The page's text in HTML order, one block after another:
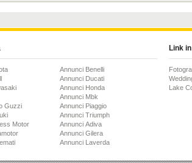
Annunci Benelli
Annunci Ducati
Annunci Honda
Annunci Mbk
Guzzi
Annunci Piaggio
Annunci Triumph
Motor
Annunci Adiva
Annunci Gilera
Annunci Laverda
Annunci Moto Morini
Link
Lake